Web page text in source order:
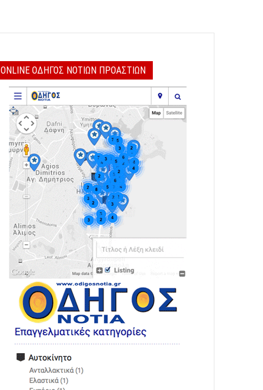
ONLINE ΟΔΗΓΟΣ ΝΟΤΙΩΝ ΠΡΟΑΣΤΙΩΝ